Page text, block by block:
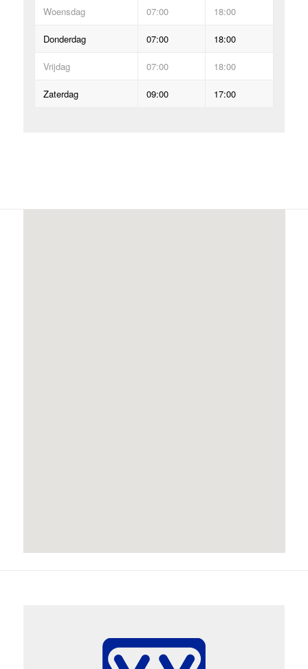
Woensdag 07:00 18:00
Donderdag 07:00 18:00
Vrijdag 07:00 18:00
Zaterdag 09:00 17:00